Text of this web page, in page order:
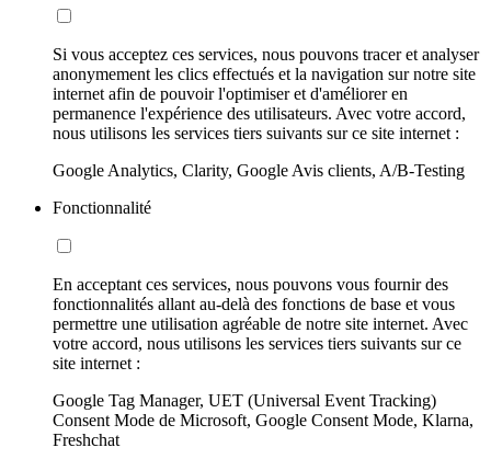
Si vous acceptez ces services, nous pouvons tracer et analyser
anonymement les clics effectués et la navigation sur notre site
internet afin de pouvoir l'optimiser et d'améliorer en
permanence l'expérience des utilisateurs. Avec votre accord,
nous utilisons les services tiers suivants sur ce site internet :
Google Analytics, Clarity, Google Avis clients, A/B-Testing
Fonctionnalité
En acceptant ces services, nous pouvons vous fournir des
fonctionnalités allant au-delà des fonctions de base et vous
permettre une utilisation agréable de notre site internet. Avec
votre accord, nous utilisons les services tiers suivants sur ce
site internet :
Google Tag Manager, UET (Universal Event Tracking)
Consent Mode de Microsoft, Google Consent Mode, Klarna,
Freshchat